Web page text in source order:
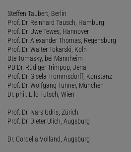
Steffen Taubert, Berlin
Prof. Dr. Reinhard Tausch, Hamburg
Prof. Dr. Uwe Tewes, Hannover
Prof. Dr. Alexander Thomas, Regensburg
Prof. Dr. Walter Tokarski, Köln
Ute Tomasky, bei Mannheim
PD Dr. Rüdiger Trimpop, Jena
Prof. Dr. Gisela Trommsdorff, Konstanz
Prof. Dr. Wolfgang Tunner, München
Dr. phil. Lilo Tutsch, Wien
Prof. Dr. Ivars Udris, Zürich
Prof. Dr. Dieter Ulich, Augsburg
Dr. Cordelia Volland, Augsburg